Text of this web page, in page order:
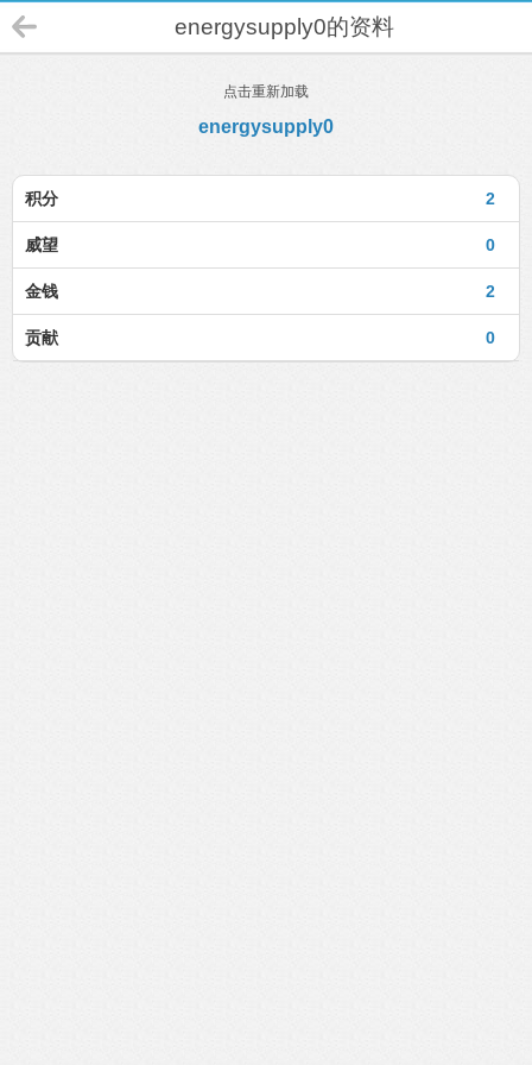
energysupply0的资料
点击重新加载
energysupply0
2
积分
0
威望
2
金钱
0
贡献